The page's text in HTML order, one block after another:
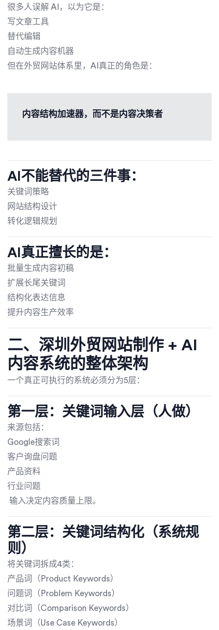
很多人误解 AI，以为它是：
写文章工具
替代编辑
自动生成内容机器
但在外贸网站体系里，AI真正的角色是：
内容结构加速器，而不是内容决策者
AI不能替代的三件事：
关键词策略
网站结构设计
转化逻辑规划
AI真正擅长的是：
批量生成内容初稿
扩展长尾关键词
结构化表达信息
提升内容生产效率
二、深圳外贸网站制作 + AI
内容系统的整体架构
一个真正可执行的系统必须分为5层：
第一层：关键词输入层（人做）
来源包括：
Google搜索词
客户询盘问题
产品资料
行业问题
输入决定内容质量上限。
第二层：关键词结构化（系统规
则）
将关键词拆成4类：
产品词（Product Keywords）
问题词（Problem Keywords）
对比词（Comparison Keywords）
场景词（Use Case Keywords）